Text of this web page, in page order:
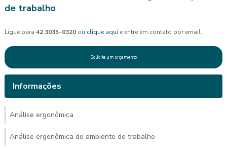
de trabalho
Ligue para 42 3035-0320 ou clique aqui e entre em contato por email.
Solicite um orçamento
Informações
Análise ergonômica
Análise ergonômica do ambiente de trabalho